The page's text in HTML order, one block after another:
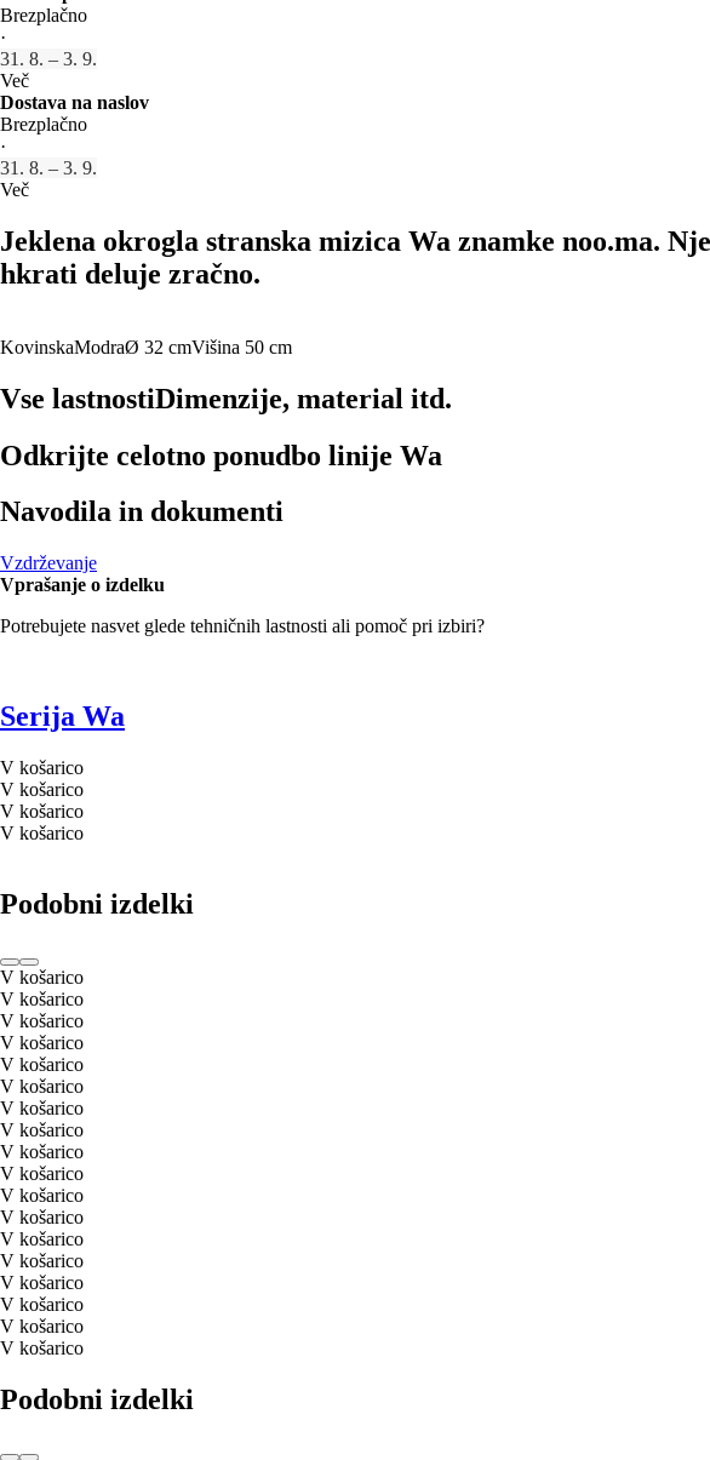
Brezplačno
·
31. 8. – 3. 9.
Več
Dostava na naslov
Brezplačno
·
31. 8. – 3. 9.
Več
Jeklena okrogla stranska mizica Wa znamke noo.ma.
hkrati deluje zračno.
KovinskaModraØ 32 cmVišina 50 cm
Vse lastnostiDimenzije, material itd.
Odkrijte celotno ponudbo linije Wa
Navodila in dokumenti
Vzdrževanje
Vprašanje o izdelku
Potrebujete nasvet glede tehničnih lastnosti ali pomoč pri izbiri?
Serija Wa
V košarico
V košarico
V košarico
V košarico
Podobni izdelki
V košarico
V košarico
V košarico
V košarico
V košarico
V košarico
V košarico
V košarico
V košarico
V košarico
V košarico
V košarico
V košarico
V košarico
V košarico
V košarico
V košarico
V košarico
Podobni izdelki